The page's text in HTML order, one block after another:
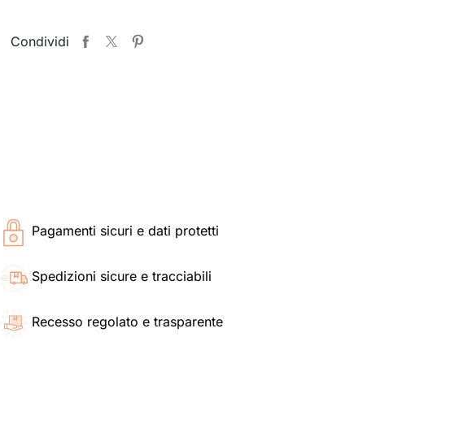
Condividi
Pagamenti sicuri e dati protetti
Spedizioni sicure e tracciabili
Recesso regolato e trasparente